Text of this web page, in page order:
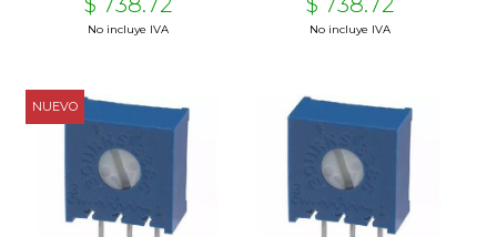
No incluye IVA No incluye IVA
NUEVO